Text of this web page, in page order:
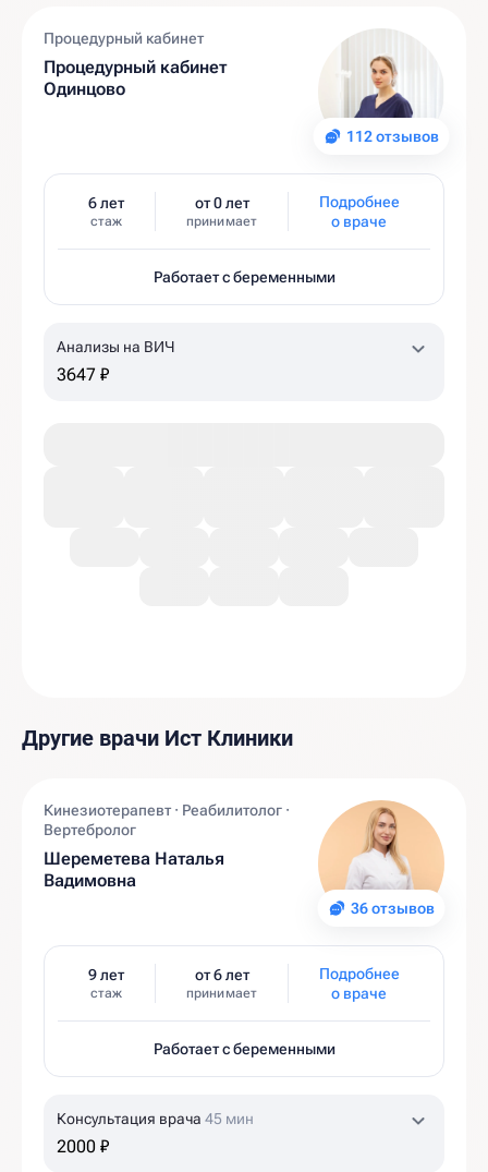
112 отзывов
Процедурный кабинет
Процедурный кабинет
Одинцово
6 лет
стаж
от 0 лет
принимает
Подробнее
о враче
Работает с беременными
Анализы на ВИЧ
3647 ₽
Другие врачи Ист Клиники
36 отзывов
Кинезиотерапевт · Реабилитолог ·
Вертебролог
Шереметева Наталья
Вадимовна
9 лет
стаж
от 6 лет
принимает
Подробнее
о враче
Работает с беременными
Консультация врача 45 мин
2000 ₽